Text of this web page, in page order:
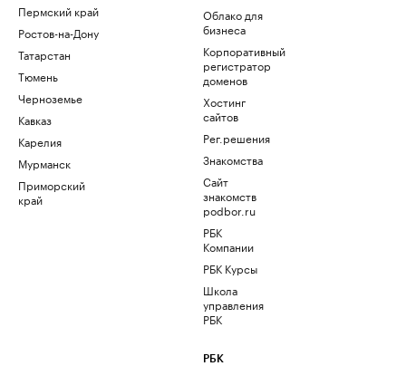
Пермский край
Ростов-на-Дону
Татарстан
Тюмень
Черноземье
Кавказ
Карелия
Мурманск
Приморский
край
Облако для
бизнеса
Корпоративный
регистратор
доменов
Хостинг
сайтов
Рег.решения
Знакомства
Сайт
знакомств
podbor.ru
РБК
Компании
РБК Курсы
Школа
управления
РБК
РБК